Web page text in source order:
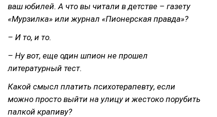
ваш юбилей. А что вы читали в детстве – газету
«Мурзилка» или журнал «Пионерская правда»?
– И то, и то.
– Ну вот, еще один шпион не прошел
литературный тест.
Какой смысл платить психотерапевту, если
можно просто выйти на улицу и жестоко порубить
палкой крапиву?